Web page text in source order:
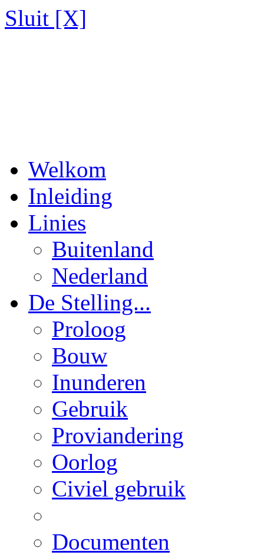
Sluit [X]
Welkom
Inleiding
Linies
Buitenland
Nederland
De Stelling...
Proloog
Bouw
Inunderen
Gebruik
Proviandering
Oorlog
Civiel gebruik
Documenten